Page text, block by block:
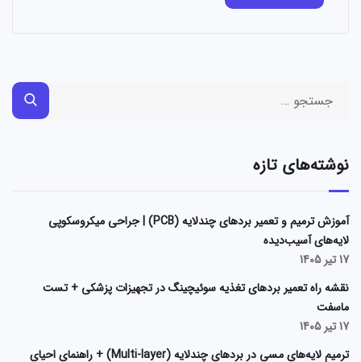
نوشته‌های تازه
آموزش ترمیم و تعمیر بردهای چندلایه (PCB) | جراحی میکروسکوپی
لایه‌های آسیب‌دیده
17 تیر 1405
نقشه راه تعمیر بردهای تغذیه سوئیچینگ در تجهیزات پزشکی + تست
ماسفت
17 تیر 1405
ترمیم لایه‌های مسی در بردهای چندلایه (Multi-layer) + راهنمای احیای